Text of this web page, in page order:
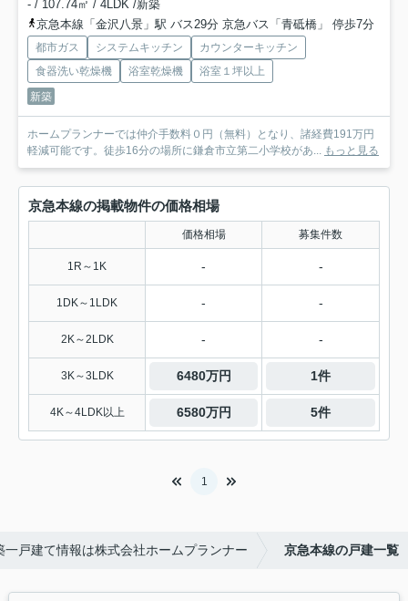
- / 107.74㎡ / 4LDK /新築
京急本線「金沢八景」駅 バス29分 京急バス「青砥橋」 停歩7分
都市ガス システムキッチン
カウンターキッチン
食器洗い乾燥機
浴室乾燥機
浴室１坪以上
新築
ホームプランナーでは仲介手数料０円（無料）となり、諸経費191万円
軽減可能です。徒歩16分の場所に鎌倉市立第二小学校があ... もっと見る
京急本線の掲載物件の価格相場
価格相場 募集件数
1R～1K - -
1DK～1LDK - -
2K～2LDK - -
3K～3LDK 6480万円 1件
4K～4LDK以上 6580万円 5件
1
一戸建て情報は株式会社ホームプランナー 京急本線の戸建一覧